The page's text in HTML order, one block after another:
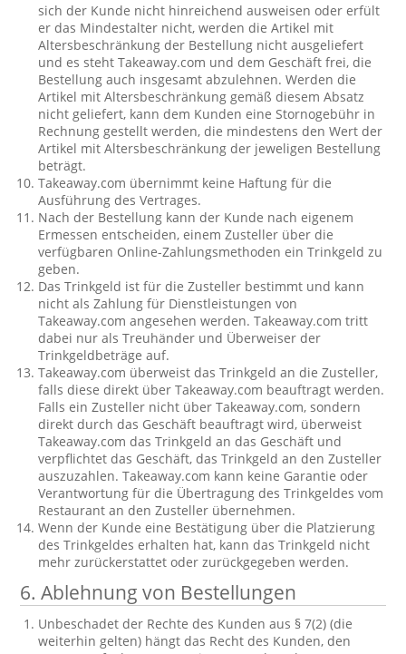
sich der Kunde nicht hinreichend ausweisen oder erfült
er das Mindestalter nicht, werden die Artikel mit
Altersbeschränkung der Bestellung nicht ausgeliefert
und es steht Takeaway.com und dem Geschäft frei, die
Bestellung auch insgesamt abzulehnen. Werden die
Artikel mit Altersbeschränkung gemäß diesem Absatz
nicht geliefert, kann dem Kunden eine Stornogebühr in
Rechnung gestellt werden, die mindestens den Wert der
Artikel mit Altersbeschränkung der jeweligen Bestellung
beträgt.
Takeaway.com übernimmt keine Haftung für die
Ausführung des Vertrages.
Nach der Bestellung kann der Kunde nach eigenem
Ermessen entscheiden, einem Zusteller über die
verfügbaren Online-Zahlungsmethoden ein Trinkgeld zu
geben.
Das Trinkgeld ist für die Zusteller bestimmt und kann
nicht als Zahlung für Dienstleistungen von
Takeaway.com angesehen werden. Takeaway.com tritt
dabei nur als Treuhänder und Überweiser der
Trinkgeldbeträge auf.
Takeaway.com überweist das Trinkgeld an die Zusteller,
falls diese direkt über Takeaway.com beauftragt werden.
Falls ein Zusteller nicht über Takeaway.com, sondern
direkt durch das Geschäft beauftragt wird, überweist
Takeaway.com das Trinkgeld an das Geschäft und
verpflichtet das Geschäft, das Trinkgeld an den Zusteller
auszuzahlen. Takeaway.com kann keine Garantie oder
Verantwortung für die Übertragung des Trinkgeldes vom
Restaurant an den Zusteller übernehmen.
Wenn der Kunde eine Bestätigung über die Platzierung
des Trinkgeldes erhalten hat, kann das Trinkgeld nicht
mehr zurückerstattet oder zurückgegeben werden.
6. Ablehnung von Bestellungen
Unbeschadet der Rechte des Kunden aus § 7(2) (die
weiterhin gelten) hängt das Recht des Kunden, den